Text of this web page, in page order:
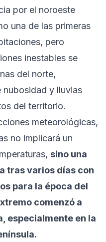
por el noroeste
una de las primeras
pero
inestables se
del norte,
nubosidad y lluvias
del territorio.
meteorológicas,
no implicará un
sino una
tras varios días con
para la época del
comenzó a
especialmente en la